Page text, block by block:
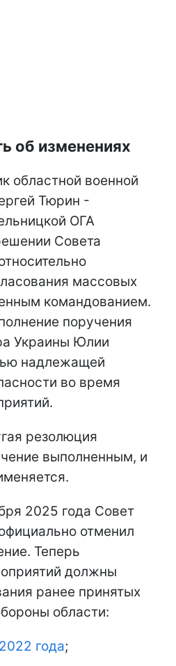
об изменениях
областной военной
Тюрин -
ОГА
Совета
массовых
командованием.
поручения
Украины Юлии
надлежащей
во время
резолюция
выполненным, и
2025 года Совет
отменил
Теперь
должны
ранее принятых
области:
года;